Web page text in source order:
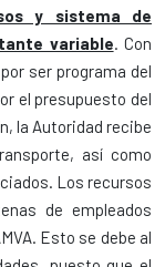
y sistema de
variable. Con
ser programa del
el presupuesto del
la Autoridad recibe
así como
Los recursos
de empleados
Esto se debe al